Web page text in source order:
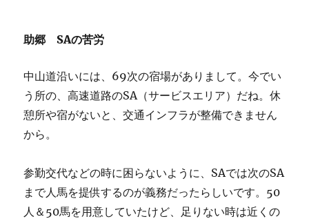
助郷 SAの苦労
中山道沿いには、69次の宿場がありまして。今でい
う所の、高速道路のSA（サービスエリア）だね。休
憩所や宿がないと、交通インフラが整備できません
から。
参勤交代などの時に困らないように、SAでは次のSA
まで人馬を提供するのが義務だったらしいです。50
人＆50馬を用意していたけど、足りない時は近くの